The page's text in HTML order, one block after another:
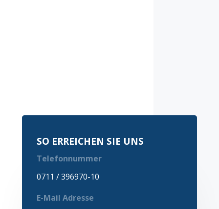
SO ERREICHEN SIE UNS
Telefonnummer
0711 / 396970-10
E-Mail Adresse